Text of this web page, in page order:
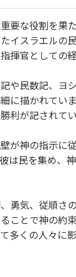
要な役割を果
イスラエルの
揮官としての
や民数記、ヨ
に描かれてい
利が記されてい
が神の指示に
は民を集め、
勇気、従順さ
ことで神の約
多くの人々に